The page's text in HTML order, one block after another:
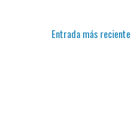
Entrada más reciente